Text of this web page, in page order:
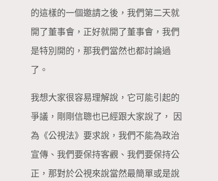
的這樣的一個邀請之後，我們第二天就
開了董事會，正好就開了董事會，我們
是特別開的，那我們當然也都討論過
了。
我想大家很容易理解說，它可能引起的
爭議，剛剛信聰也已經跟大家說了， 因
為《公視法》要求說，我們不能為政治
宣傳、我們要保持客觀、我們要保持公
正，那對於公視來說當然最簡單或是說